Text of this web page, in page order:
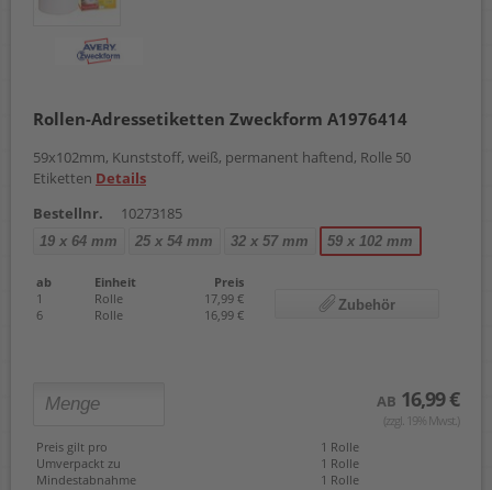
Rollen-Adressetiketten Zweckform A1976414
59x102mm, Kunststoff, weiß, permanent haftend, Rolle 50
Etiketten Details
Bestellnr.
10273185
19 x 64 mm 25 x 54 mm 32 x 57 mm 59 x 102 mm
ab Einheit
Preis
1
Rolle
17,99 €
6
Rolle 16,99 €
Zubehör
AB 16,99 €
(zzgl. 19% Mwst.)
Preis gilt pro
1 Rolle
Umverpackt zu
1 Rolle
Mindestabnahme
1 Rolle